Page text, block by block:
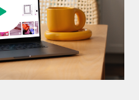
Jouer la vidéo